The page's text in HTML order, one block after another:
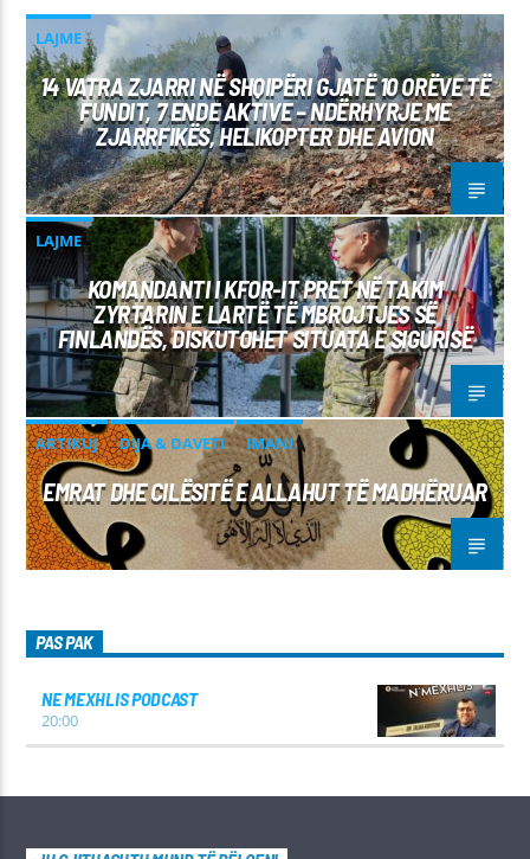
LAJME
14 VATRA ZJARRI NË SHQIPËRI GJATË 10 ORËVE TË
FUNDIT, 7 ENDE AKTIVE – NDËRHYRJE ME
ZJARRFIKËS, HELIKOPTER DHE AVION
LAJME
KOMANDANTI I KFOR-IT PRET NË TAKIM
ZYRTARIN E LARTË TË MBROJTJES SË
FINLANDËS, DISKUTOHET SITUATA E SIGURISË
ARTIKUJ DIJA & DAVETI IMANI
EMRAT DHE CILËSITË E ALLAHUT TË MADHËRUAR
PAS PAK
NE MEXHLIS PODCAST
20:00